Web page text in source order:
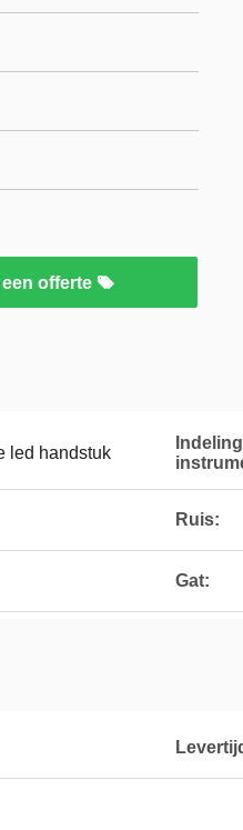
offerte
led handstuk
Ruis:
Gat: